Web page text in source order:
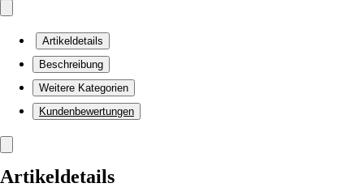
Artikeldetails
Beschreibung
Weitere Kategorien
Kundenbewertungen
Artikeldetails